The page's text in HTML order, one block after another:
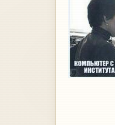
(